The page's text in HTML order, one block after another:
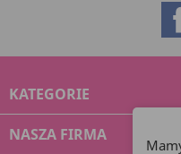
KATEGORIE
NASZA FIRMA